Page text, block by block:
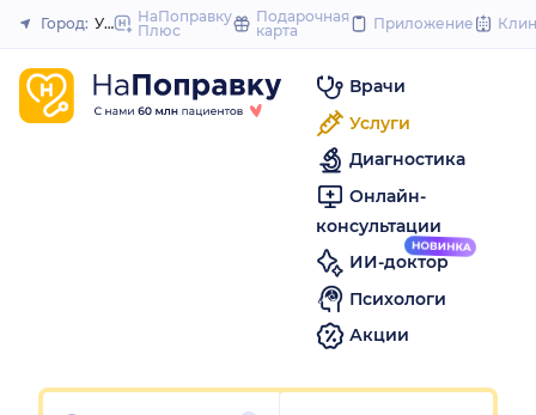
to
Закрыть
Город: Уфа
НаПоправку
Плюс
Подарочная
карта
Приложение
Врачи
Услуги
Диагностика
Онлайн-
консультации
ИИ-доктор
Психологи
Акции
Очистить